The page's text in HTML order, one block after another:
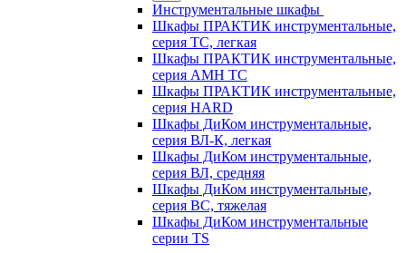
Инструментальные шкафы
Шкафы ПРАКТИК инструментальные,
серия TC, легкая
Шкафы ПРАКТИК инструментальные,
серия AMH TC
Шкафы ПРАКТИК инструментальные,
серия HARD
Шкафы ДиКом инструментальные,
cерия ВЛ-К, легкая
Шкафы ДиКом инструментальные,
серия ВЛ, средняя
Шкафы ДиКом инструментальные,
серия ВС, тяжелая
Шкафы ДиКом инструментальные
серии TS